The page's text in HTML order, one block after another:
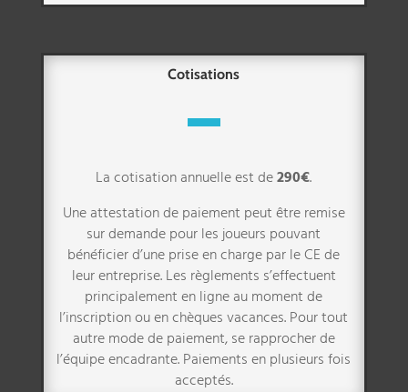
Cotisations
La cotisation annuelle est de290€.
Une attestation de paiement peut être remise
sur demande pour les joueurs pouvant
bénéficier d’une prise en charge par le CE de
leur entreprise. Les règlements s’effectuent
principalement en ligne au moment de
l’inscription ou en chèques vacances. Pour tout
autre mode de paiement, se rapprocher de
l’équipe encadrante. Paiements en plusieurs fois
acceptés.